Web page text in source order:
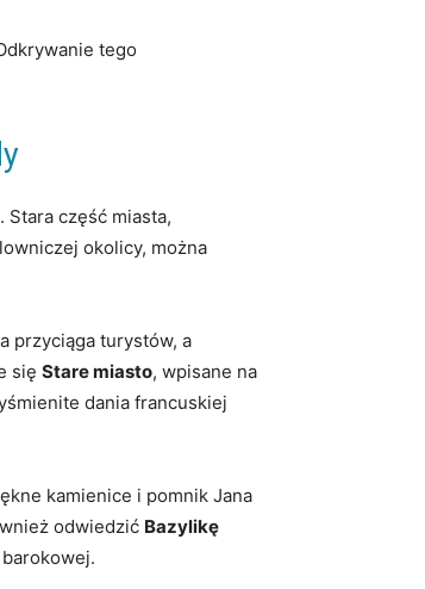
tego
część miasta,
okolicy, można
przyciąga turystów, a
się Stare miasto, wpisane na
dania francuskiej
kamienice i pomnik Jana
odwiedzić Bazylikę